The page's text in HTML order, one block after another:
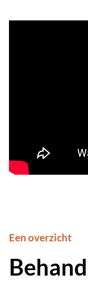
Een overzicht